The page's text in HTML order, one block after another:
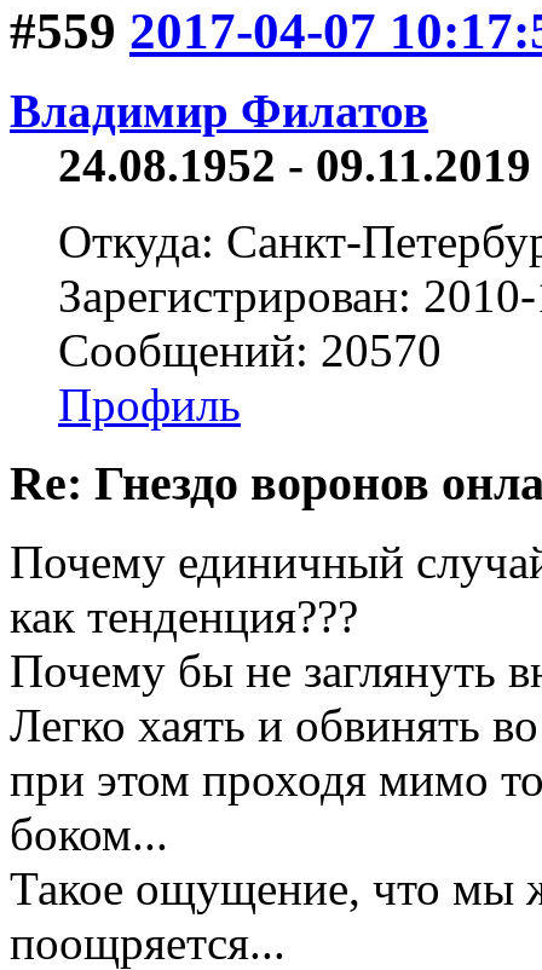
#559 2017-04-07
Владимир Филатов
24.08.1952 -
Откуда: Санкт-
Зарегистрирован:
Сообщений: 20570
Профиль
Re: Гнездо воронов
Почему единичный
как тенденция???
Почему бы не заглянуть
Легко хаять и обвинять
при этом проходя мимо
боком...
Такое ощущение, что мы
поощряется...